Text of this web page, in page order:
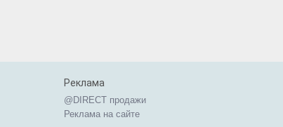
Реклама
@DIRECT продажи
Реклама на сайте